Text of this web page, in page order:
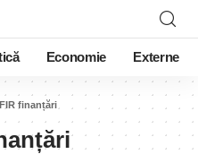
Economie Externe
finanțări